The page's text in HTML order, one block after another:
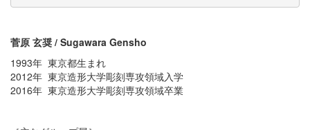
菅原 玄奨 / Sugawara Gensho
1993年 東京都生まれ
2012年 東京造形大学彫刻専攻領域入学
2016年 東京造形大学彫刻専攻領域卒業